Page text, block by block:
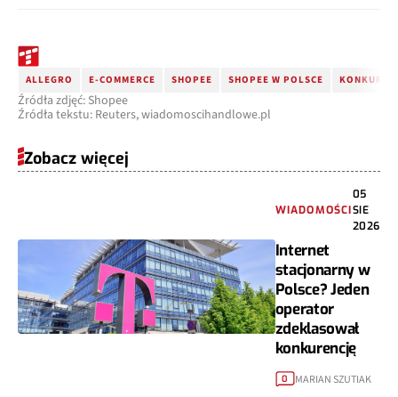
ALLEGRO E-COMMERCE SHOPEE SHOPEE W POLSCE
Źródła zdjęć: Shopee
Źródła tekstu: Reuters, wiadomoscihandlowe.pl
Zobacz więcej
WIADOMOŚCI
05
SIE
2026
Internet
stacjonarny w
Polsce? Jeden
operator
zdeklasował
konkurencję
0 MARIAN SZUTIAK